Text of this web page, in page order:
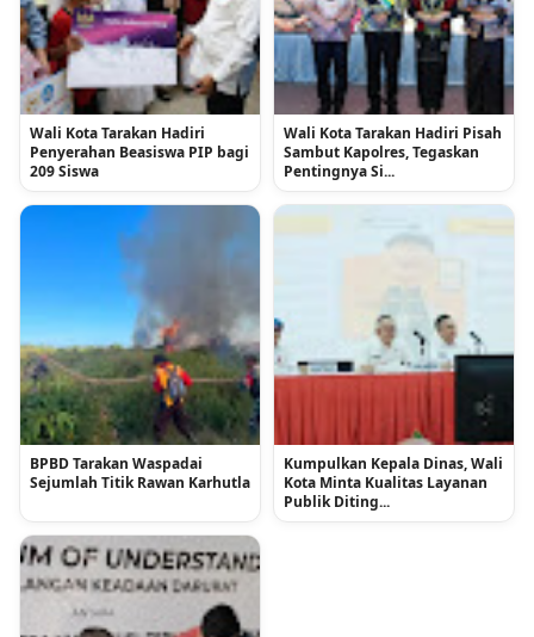
Wali Kota Tarakan Hadiri
Penyerahan Beasiswa PIP bagi
209 Siswa
Wali Kota Tarakan Hadiri Pisah
Sambut Kapolres, Tegaskan
Pentingnya Si...
BPBD Tarakan Waspadai
Sejumlah Titik Rawan Karhutla
Kumpulkan Kepala Dinas, Wali
Kota Minta Kualitas Layanan
Publik Diting...